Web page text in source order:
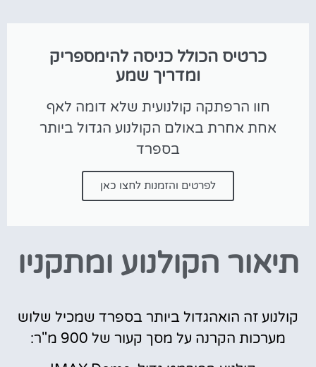
כרטיס הכולל כניסה להימספריק
ומדריך שמע
חוו הרפתקה קולנועית שלא דומה לאף
אחת אחרת באולם הקולנוע הגדול ביותר
בספרד
לפרטים והזמנות לחצו כאן
תיאור הקולנוע ומתקניו
קולנוע זה הואהגדול ביותר בספרד שמכיל שלוש
מערכות הקרנה על מסך קעור של 900 מ"ר: